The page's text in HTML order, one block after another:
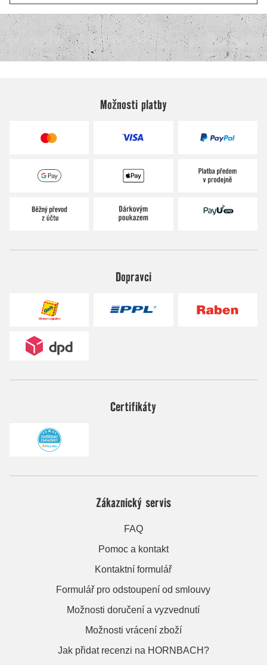
Možnosti platby
Dopravci
Certifikáty
Zákaznický servis
FAQ
Pomoc a kontakt
Kontaktní formulář
Formulář pro odstoupení od smlouvy
Možnosti doručení a vyzvednutí
Možnosti vrácení zboží
Jak přidat recenzi na HORNBACH?